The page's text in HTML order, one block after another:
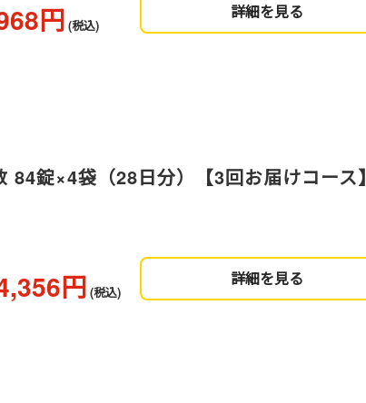
円 (税込)
詳細を見る
84錠×4袋（28日分）【3回お届けコース】
円 (税込)
詳細を見る